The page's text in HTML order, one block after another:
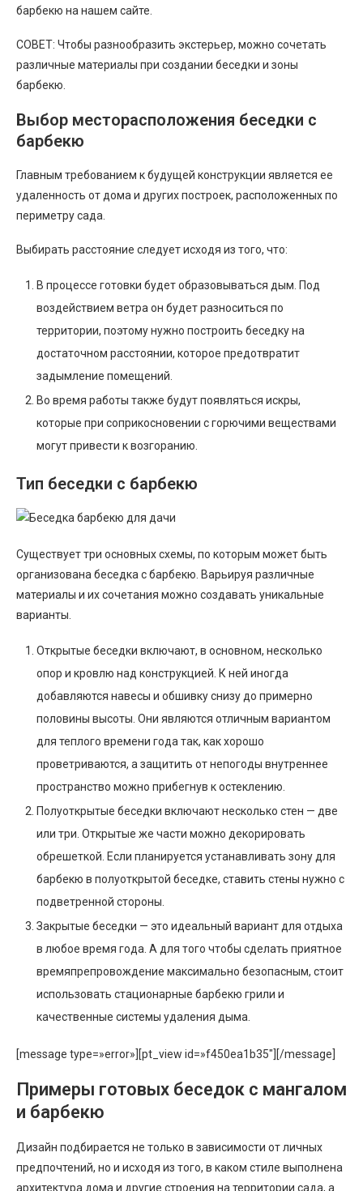
барбекю на нашем сайте.
СОВЕТ: Чтобы разнообразить экстерьер, можно сочетать
различные материалы при создании беседки и зоны
барбекю.
Выбор месторасположения беседки с
барбекю
Главным требованием к будущей конструкции является ее
удаленность от дома и других построек, расположенных по
периметру сада.
Выбирать расстояние следует исходя из того, что:
В процессе готовки будет образовываться дым. Под
воздействием ветра он будет разноситься по
территории, поэтому нужно построить беседку на
достаточном расстоянии, которое предотвратит
задымление помещений.
Во время работы также будут появляться искры,
которые при соприкосновении с горючими веществами
могут привести к возгоранию.
Тип беседки с барбекю
Существует три основных схемы, по которым может быть
организована беседка с барбекю. Варьируя различные
материалы и их сочетания можно создавать уникальные
варианты.
Открытые беседки включают, в основном, несколько
опор и кровлю над конструкцией. К ней иногда
добавляются навесы и обшивку снизу до примерно
половины высоты. Они являются отличным вариантом
для теплого времени года так, как хорошо
проветриваются, а защитить от непогоды внутреннее
пространство можно прибегнув к остеклению.
Полуоткрытые беседки включают несколько стен — две
или три. Открытые же части можно декорировать
обрешеткой. Если планируется устанавливать зону для
барбекю в полуоткрытой беседке, ставить стены нужно с
подветренной стороны.
Закрытые беседки — это идеальный вариант для отдыха
в любое время года. А для того чтобы сделать приятное
времяпрепровождение максимально безопасным, стоит
использовать стационарные барбекю грили и
качественные системы удаления дыма.
[message type=»error»][pt_view id=»f450ea1b35″][/message]
Примеры готовых беседок с мангалом
и барбекю
Дизайн подбирается не только в зависимости от личных
предпочтений, но и исходя из того, в каком стиле выполнена
архитектура дома и другие строения на территории сада, а